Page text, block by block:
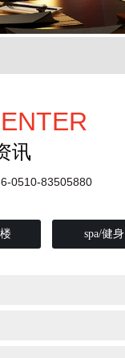
讯
0510-83505880
spa/健身